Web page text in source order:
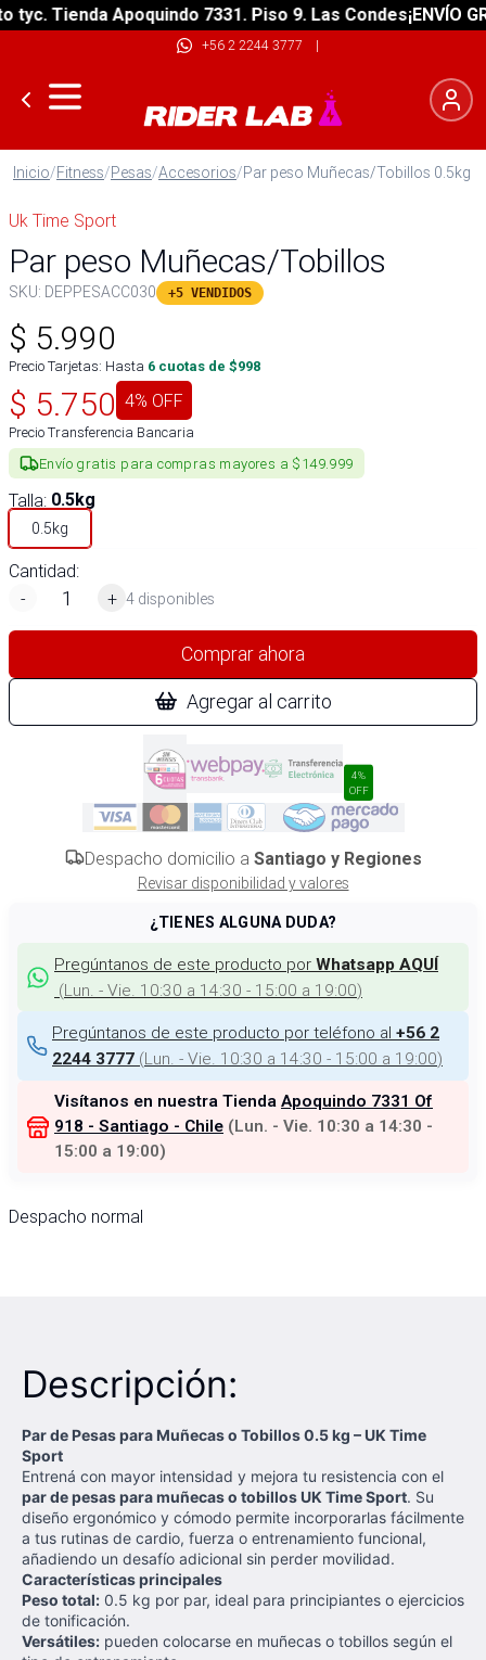
Tienda Apoquindo 7331. Piso 9. Las Condes¡ENVÍO
+56 2 2244 3777 |
Inicio/Fitness/Pesas/Accesorios/Par peso Muñecas/Tobillos 0.5kg
Uk Time Sport
Par peso Muñecas/Tobillos
SKU: DEPPESACC030 +5 VENDIDOS
$ 5.990
Precio Tarjetas: Hasta 6 cuotas de $998
$ 5.750 4% OFF
Precio Transferencia Bancaria
Envío gratis para compras mayores a $149.999
Talla: 0.5kg
0.5kg
Cantidad:
-
+ 4 disponibles
Comprar ahora
Agregar al carrito
4%
OFF
Despacho domicilio a Santiago y Regiones
Revisar disponibilidad y valores
¿TIENES ALGUNA DUDA?
Pregúntanos de este producto por Whatsapp AQUÍ
(Lun. - Vie. 10:30 a 14:30 - 15:00 a 19:00)
Pregúntanos de este producto por teléfono al +56 2
2244 3777 (Lun. - Vie. 10:30 a 14:30 - 15:00 a 19:00)
Visítanos en nuestra Tienda Apoquindo 7331 Of
918 - Santiago - Chile (Lun. - Vie. 10:30 a 14:30 -
15:00 a 19:00)
Despacho normal
Descripción:
Par de Pesas para Muñecas o Tobillos 0.5 kg – UK Time
Sport
Entrená con mayor intensidad y mejora tu resistencia con el
par de pesas para muñecas o tobillos UK Time Sport. Su
diseño ergonómico y cómodo permite incorporarlas fácilmente
a tus rutinas de cardio, fuerza o entrenamiento funcional,
añadiendo un desafío adicional sin perder movilidad.
Características principales
Peso total: 0.5 kg por par, ideal para principiantes o ejercicios
de tonificación.
Versátiles: pueden colocarse en muñecas o tobillos según el